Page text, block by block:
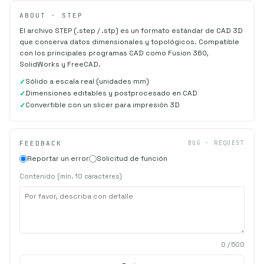
ABOUT · STEP
El archivo STEP (.step / .stp) es un formato estándar de CAD 3D
que conserva datos dimensionales y topológicos. Compatible
con los principales programas CAD como Fusion 360,
SolidWorks y FreeCAD.
Sólido a escala real (unidades mm)
Dimensiones editables y postprocesado en CAD
Convertible con un slicer para impresión 3D
FEEDBACK BUG · REQUEST
Reportar un error Solicitud de función
Contenido (mín. 10 caracteres)
0 / 500